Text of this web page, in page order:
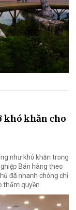
khó khăn cho
như khó khăn trong
Bán hàng theo
đã nhanh chóng chỉ
thẩm quyền.